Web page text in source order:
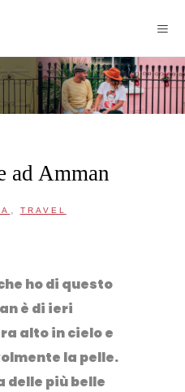
ad Amman
, TRAVEL
ho di questo
è di ieri
alto in cielo e
la pelle.
delle più belle